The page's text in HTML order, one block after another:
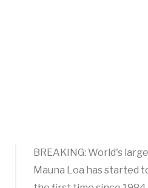
BREAKING: World's
Mauna Loa has started